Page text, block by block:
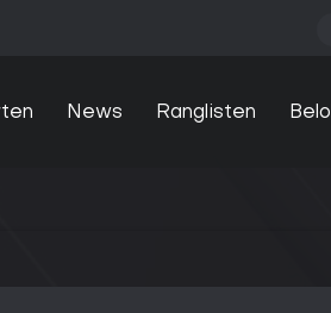
News Ranglisten